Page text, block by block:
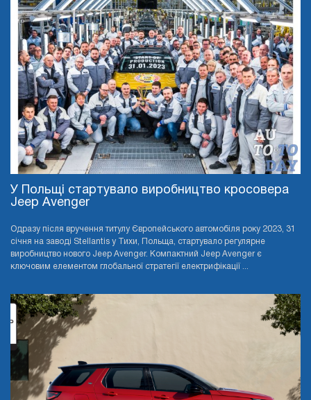
У Польщі стартувало виробництво кросовера
Jeep Avenger
Одразу після вручення титулу Європейського автомобіля року 2023, 31
січня на заводі Stellantis у Тихи, Польща, стартувало регулярне
виробництво нового Jeep Avenger. Компактний Jeep Avenger є
ключовим елементом глобальної стратегії електрифікації ...